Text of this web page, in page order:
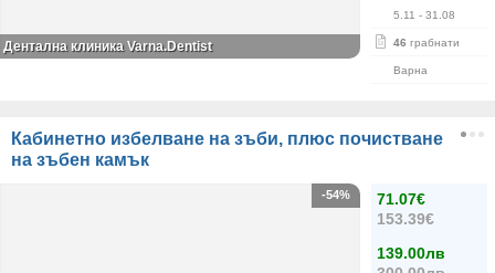
5.11 - 31.08
46 грабнати
Варна
Дентална клиника Varna.Dentist
Кабинетно избелване на зъби, плюс почистване
на зъбен камък
71.07€
153.39€
139.00лв
-54%